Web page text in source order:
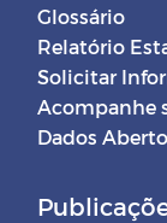
Glossário
Relatório
Solicitar
Acompanhe
Dados